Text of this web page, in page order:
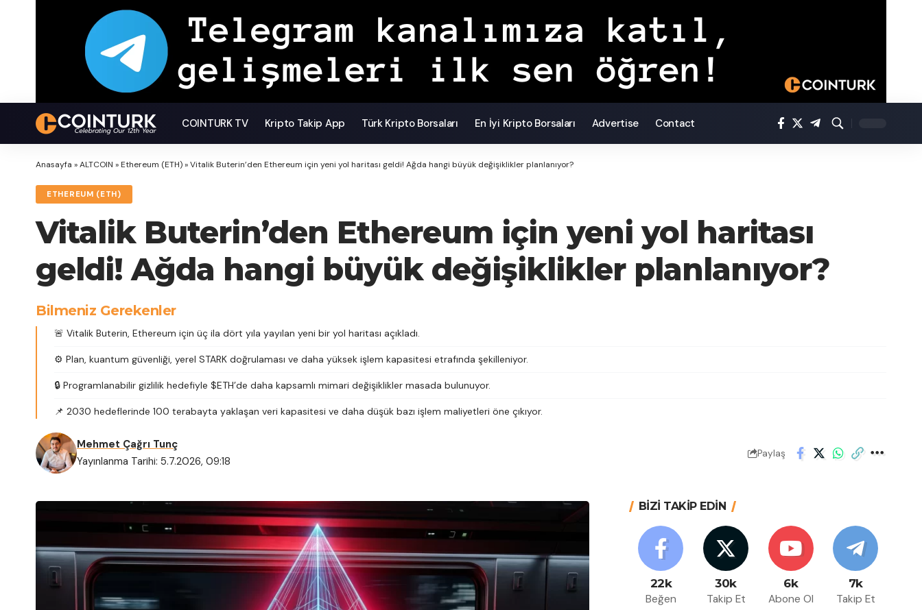
COINTURK TV Kripto Takip App Türk Kripto Borsaları En İyi Kripto Borsaları Advertise Contact
Anasayfa »ALTCOIN »Ethereum (ETH)»Vitalik Buterin’den Ethereum için yeni yol haritası geldi! Ağda hangi büyük değişiklikler planlanıyor?
ETHEREUM (ETH)
Vitalik Buterin’den Ethereum için yeni yol haritası
geldi! Ağda hangi büyük değişiklikler planlanıyor?
Bilmeniz Gerekenler
🚨 Vitalik Buterin, Ethereum için üç ila dört yıla yayılan yeni bir yol haritası açıkladı.
⚙️ Plan, kuantum güvenliği, yerel STARK doğrulaması ve daha yüksek işlem kapasitesi etrafında şekilleniyor.
🔒 Programlanabilir gizlilik hedefiyle $ETH’de daha kapsamlı mimari değişiklikler masada bulunuyor.
📌 2030 hedeflerinde 100 terabayta yaklaşan veri kapasitesi ve daha düşük bazı işlem maliyetleri öne çıkıyor.
Yayınlanma Tarihi: 5.7.2026, 09:18
Mehmet Çağrı Tunç
Paylaş
BİZİ TAKİP EDİN
22k
Beğen
30k
Takip Et
6k
Abone Ol
7k
Takip Et